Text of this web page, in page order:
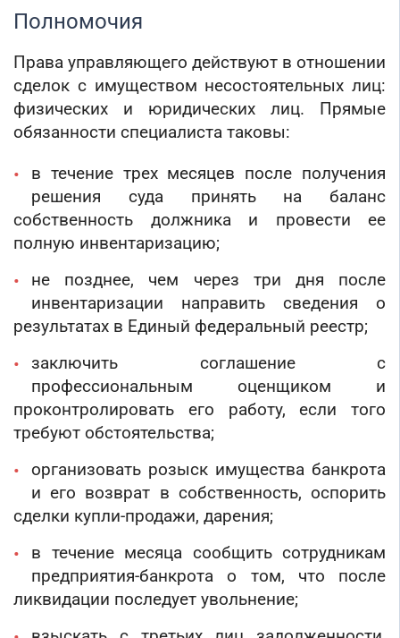
Полномочия
Права управляющего действуют в отношении
сделок с имуществом несостоятельных лиц:
физических и юридических лиц. Прямые
обязанности специалиста таковы:
в течение трех месяцев после получения
решения суда принять на баланс
собственность должника и провести ее
полную инвентаризацию;
не позднее, чем через три дня после
инвентаризации направить сведения о
результатах в Единый федеральный реестр;
заключить соглашение с
профессиональным оценщиком и
проконтролировать его работу, если того
требуют обстоятельства;
организовать розыск имущества банкрота
и его возврат в собственность, оспорить
сделки купли-продажи, дарения;
в течение месяца сообщить сотрудникам
предприятия-банкрота о том, что после
ликвидации последует увольнение;